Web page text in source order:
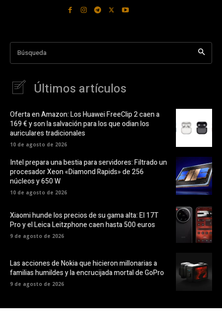
Búsqueda
Últimos artículos
Oferta en Amazon: Los Huawei FreeClip 2 caen a
169 € y son la salvación para los que odian los
auriculares tradicionales
10 de agosto de 2026
Intel prepara una bestia para servidores: Filtrado un
procesador Xeon «Diamond Rapids» de 256
núcleos y 650 W
10 de agosto de 2026
Xiaomi hunde los precios de su gama alta: El 17T
Pro y el Leica Leitzphone caen hasta 500 euros
9 de agosto de 2026
Las acciones de Nokia que hicieron millonarias a
familias humildes y la encrucijada mortal de GoPro
9 de agosto de 2026